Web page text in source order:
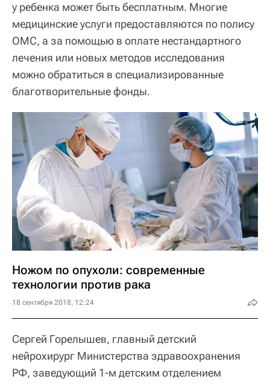
у ребенка может быть бесплатным. Многие
медицинские услуги предоставляются по полису
ОМС, а за помощью в оплате нестандартного
лечения или новых методов исследования
можно обратиться в специализированные
благотворительные фонды.
Ножом по опухоли: современные
технологии против рака
18 сентября 2018, 12:24
Сергей Горелышев, главный детский
нейрохирург Министерства здравоохранения
РФ, заведующий 1-м детским отделением